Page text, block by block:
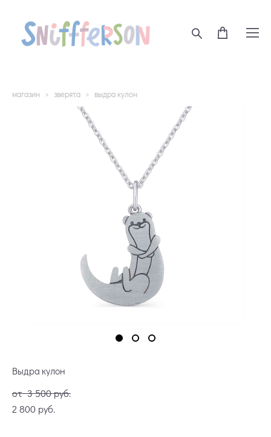
магазин > зверята > выдра кулон
Выдра кулон
от 3 500 pуб.
2 800 pуб.